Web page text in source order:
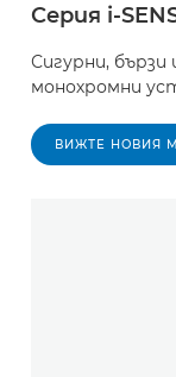
Серия i-
Сигурни,
монохромни
ВИЖТЕ НОВИЯ